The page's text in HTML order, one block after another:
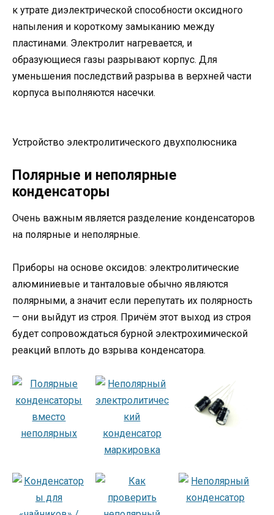
к утрате диэлектрической способности оксидного
напыления и короткому замыканию между
пластинами. Электролит нагревается, и
образующиеся газы разрывают корпус. Для
уменьшения последствий разрыва в верхней части
корпуса выполняются насечки.
Устройство электролитического двухполюсника
Полярные и неполярные
конденсаторы
Очень важным является разделение конденсаторов
на полярные и неполярные.
Приборы на основе оксидов: электролитические
алюминиевые и танталовые обычно являются
полярными, а значит если перепутать их полярность
— они выйдут из строя. Причём этот выход из строя
будет сопровождаться бурной электрохимической
реакций вплоть до взрыва конденсатора.